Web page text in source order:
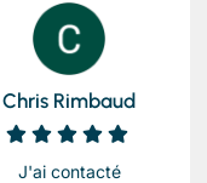
Chris Rimbaud
J'ai contacté